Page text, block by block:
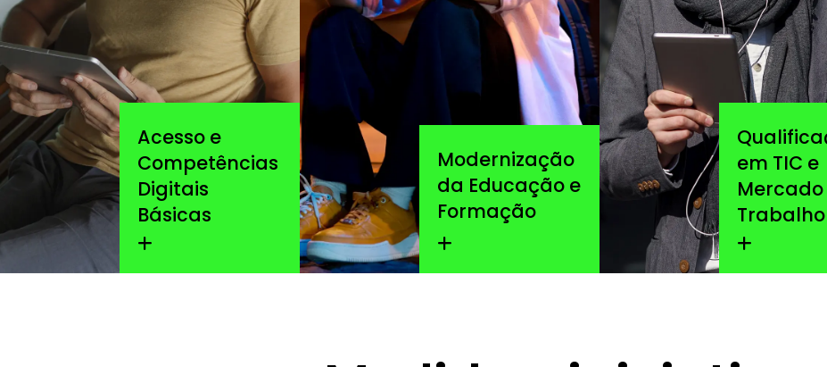
Acesso e
Competências
Digitais
Básicas
Modernização
da Educação e
Formação
em TIC e
Trabalho